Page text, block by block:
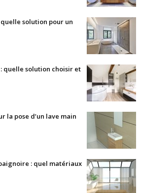
solution pour un
quelle solution choisir et
la pose d’un lave main
: quel matériaux